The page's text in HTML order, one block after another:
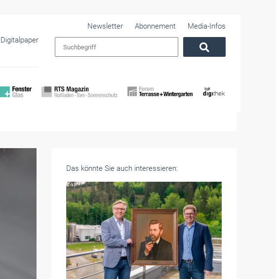
Digitalpaper
Newsletter Abonnement Media-Infos
Das könnte Sie auch interessieren: